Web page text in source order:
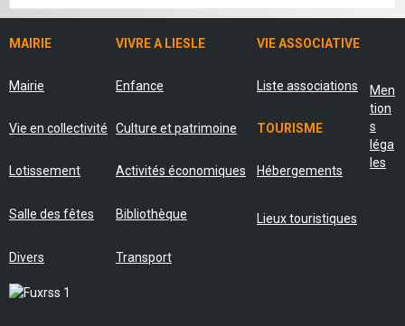
MAIRIE VIVRE A LIESLE VIE ASSOCIATIVE
Mairie Enfance Liste associations
Vie en collectivité Culture et patrimoine TOURISME
Lotissement Activités économiques Hébergements
Salle des fêtes Bibliothèque Lieux touristiques
Divers Transport
Men
tion
s
léga
les